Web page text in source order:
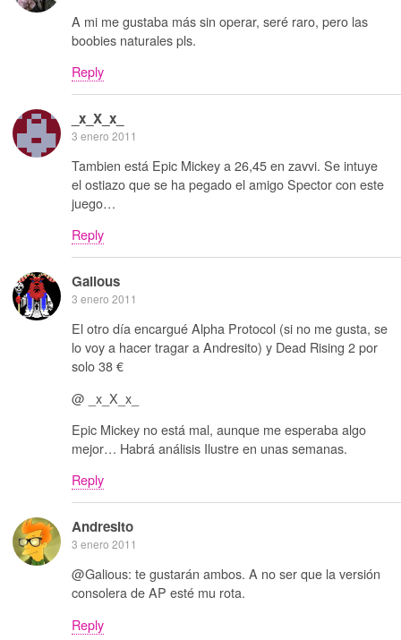
A mi me gustaba más sin operar, seré raro, pero las
boobies naturales pls.
Reply
_x_X_x_
3 enero 2011
Tambien está Epic Mickey a 26,45 en zavvi. Se intuye
el ostiazo que se ha pegado el amigo Spector con este
juego…
Reply
Galious
3 enero 2011
El otro día encargué Alpha Protocol (si no me gusta, se
lo voy a hacer tragar a Andresito) y Dead Rising 2 por
solo 38 €
@ _x_X_x_
Epic Mickey no está mal, aunque me esperaba algo
mejor… Habrá análisis Ilustre en unas semanas.
Reply
Andresito
3 enero 2011
@Galious: te gustarán ambos. A no ser que la versión
consolera de AP esté mu rota.
Reply